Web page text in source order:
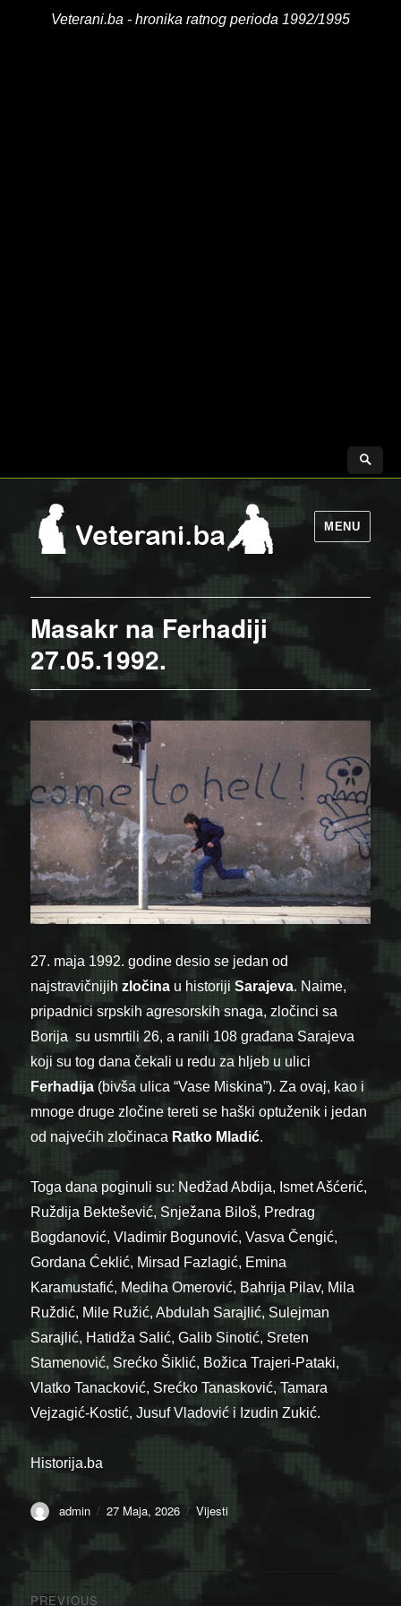
Veterani.ba - hronika ratnog perioda 1992/1995
MENU
Masakr na Ferhadiji
27.05.1992.
27. maja 1992. godine desio se jedan od
najstravičnijihzločina u historijiSarajeva. Naime,
pripadnici srpskih agresorskih snaga, zločinci sa
Borija su usmrtili 26, a ranili 108 građana Sarajeva
koji su tog dana čekali u redu za hljeb u ulici
Ferhadija (bivša ulica “Vase Miskina”). Za ovaj, kao i
mnoge druge zločine tereti se haški optuženik i jedan
od najvećih zločinaca Ratko Mladić.
Toga dana poginuli su: Nedžad Abdija, Ismet Ašćerić,
Ruždija Bektešević, Snježana Biloš, Predrag
Bogdanović, Vladimir Bogunović, Vasva Čengić,
Gordana Ćeklić, Mirsad Fazlagić, Emina
Karamustafić, Mediha Omerović, Bahrija Pilav, Mila
Ruždić, Mile Ružić, Abdulah Sarajlić, Sulejman
Sarajlić, Hatidža Salić, Galib Sinotić, Sreten
Stamenović, Srećko Šiklić, Božica Trajeri-Pataki,
Vlatko Tanacković, Srećko Tanasković, Tamara
Vejzagić-Kostić, Jusuf Vladović i Izudin Zukić.
Historija.ba
Author
admin
Posted
27 Maja, 2026 Categories
Vijesti
Navigacija
PREVIOUS